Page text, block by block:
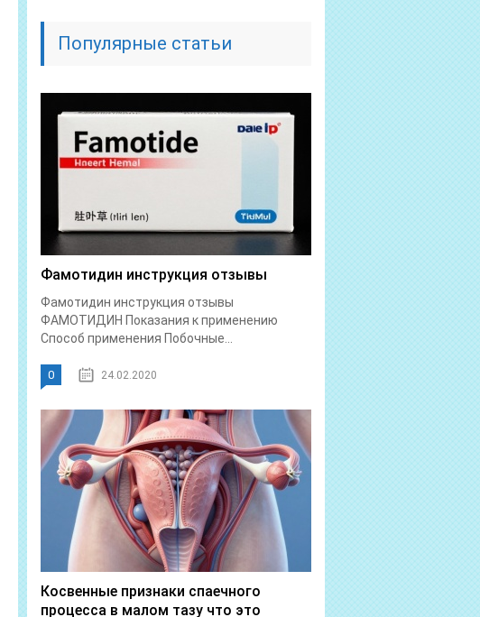
Популярные статьи
Фамотидин инструкция отзывы
Фамотидин инструкция отзывы
ФАМОТИДИН Показания к применению
Способ применения Побочные...
0 24.02.2020
Косвенные признаки спаечного
процесса в малом тазу что это